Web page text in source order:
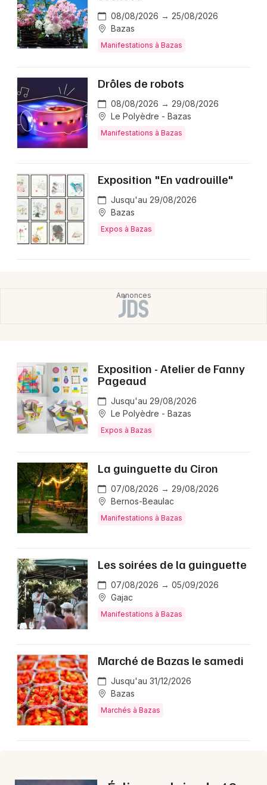
33 - Gironde
Choisir mes départements
Je m'abonne
08/08/2026 → 25/08/2026
Bazas
Manifestations à Bazas
Drôles de robots
08/08/2026 → 29/08/2026
Le Polyèdre - Bazas
Manifestations à Bazas
Exposition "En vadrouille"
Jusqu'au 29/08/2026
Bazas
Expos à Bazas
Exposition - Atelier de Fanny
Pageaud
Jusqu'au 29/08/2026
Le Polyèdre - Bazas
Expos à Bazas
La guinguette du Ciron
07/08/2026 → 29/08/2026
Bernos-Beaulac
Manifestations à Bazas
Les soirées de la guinguette
07/08/2026 → 05/09/2026
Gajac
Manifestations à Bazas
Marché de Bazas le samedi
Jusqu'au 31/12/2026
Bazas
Marchés à Bazas